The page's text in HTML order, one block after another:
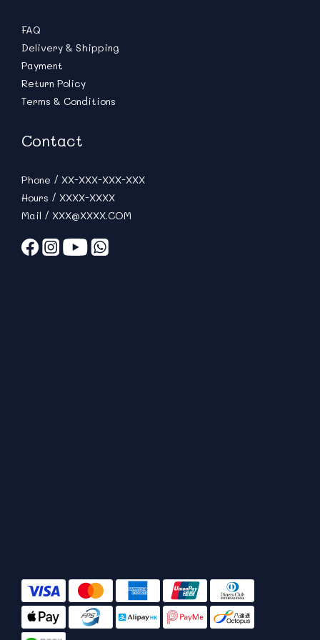
FAQ
Delivery & Shipping
Payment
Return Policy
Terms & Conditions
Contact
Phone / XX-XXX-XXX-XXX
Hours / XXXX-XXXX
Mail / XXX@XXXX.COM